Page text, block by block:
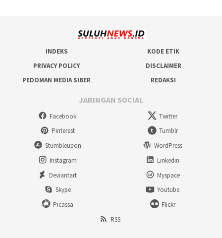
INDEKS
KODE ETIK
PRIVACY POLICY
DISCLAIMER
PEDOMAN MEDIA SIBER
REDAKSI
JARINGAN SOCIAL
Facebook
Twitter
Pinterest
Tumblr
Stumbleupon
WordPress
Instagram
Linkedin
Deviantart
Myspace
Skype
Youtube
Picassa
Flickr
RSS